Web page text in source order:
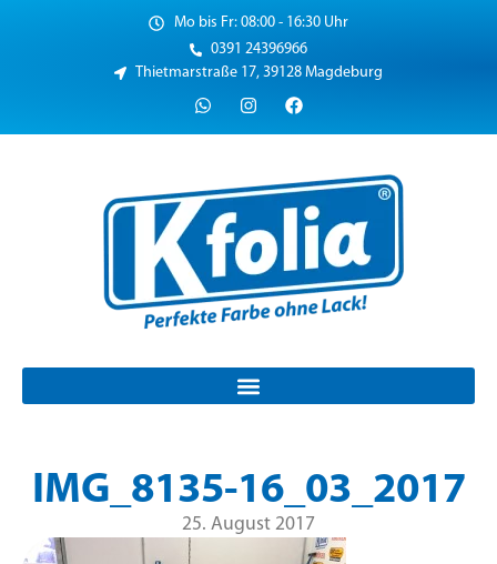
Mo bis Fr: 08:00 - 16:30 Uhr
0391 24396966
Thietmarstraße 17, 39128 Magdeburg
IMG_8135-16_03_2017
25. August 2017